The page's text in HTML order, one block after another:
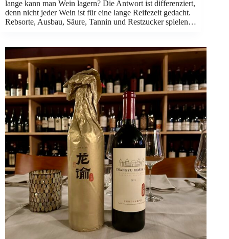
lange kann man Wein lagern? Die Antwort ist differenziert,
denn nicht jeder Wein ist für eine lange Reifezeit gedacht.
Rebsorte, Ausbau, Säure, Tannin und Restzucker spielen…